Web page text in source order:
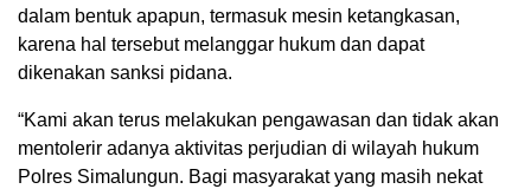
dalam bentuk apapun, termasuk mesin ketangkasan,
karena hal tersebut melanggar hukum dan dapat
dikenakan sanksi pidana.
“Kami akan terus melakukan pengawasan dan tidak akan
mentolerir adanya aktivitas perjudian di wilayah hukum
Polres Simalungun. Bagi masyarakat yang masih nekat